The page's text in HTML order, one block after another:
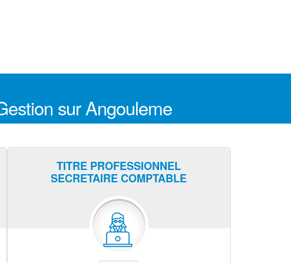
sur Angouleme
TITRE PROFESSIONNEL
SECRETAIRE COMPTABLE